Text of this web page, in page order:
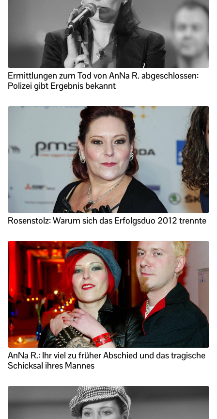
Ermittlungen zum Tod von AnNa R. abgeschlossen:
Polizei gibt Ergebnis bekannt
Rosenstolz: Warum sich das Erfolgsduo 2012 trennte
AnNa R.: Ihr viel zu früher Abschied und das tragische
Schicksal ihres Mannes